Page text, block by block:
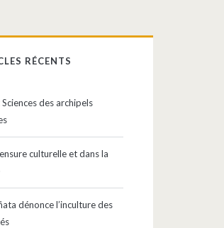
RÉCENTS
des archipels
culturelle et dans la
dénonce l’inculture des